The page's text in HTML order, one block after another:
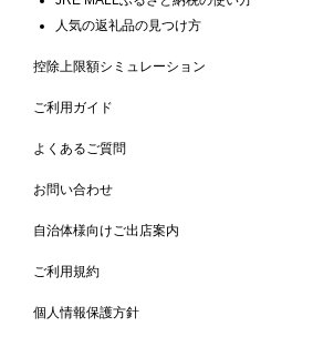
人気の返礼品の見つけ方
控除上限額シミュレーション
ご利用ガイド
よくあるご質問
お問い合わせ
自治体様向けご出店案内
ご利用規約
個人情報保護方針